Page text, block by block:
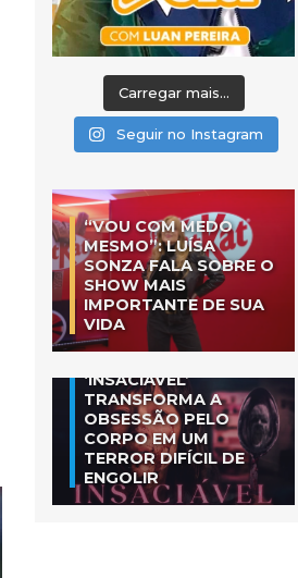
Carregar mais...
Seguir no Instagram
“VOU COM MEDO
MESMO”: LUÍSA
SONZA FALA SOBRE O
SHOW MAIS
IMPORTANTE DE SUA
VIDA
‘INSACIÁVEL’
TRANSFORMA A
OBSESSÃO PELO
CORPO EM UM
TERROR DIFÍCIL DE
ENGOLIR